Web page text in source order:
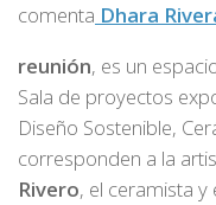
comenta Dhara
reunión, es un
Sala de proyectos
Diseño Sostenible,
corresponden a la
Rivero, el ceramista